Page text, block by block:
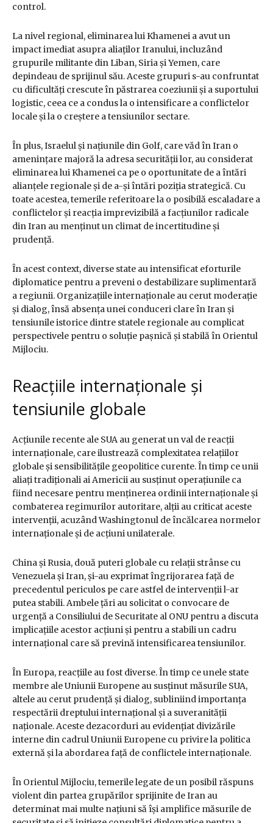
control.
La nivel regional, eliminarea lui Khamenei a avut un
impact imediat asupra aliaților Iranului, incluzând
grupurile militante din Liban, Siria și Yemen, care
depindeau de sprijinul său. Aceste grupuri s-au confruntat
cu dificultăți crescute în păstrarea coeziunii și a suportului
logistic, ceea ce a condus la o intensificare a conflictelor
locale și la o creștere a tensiunilor sectare.
În plus, Israelul și națiunile din Golf, care văd în Iran o
amenințare majoră la adresa securității lor, au considerat
eliminarea lui Khamenei ca pe o oportunitate de a întări
alianțele regionale și de a-și întări poziția strategică. Cu
toate acestea, temerile referitoare la o posibilă escaladare a
conflictelor și reacția imprevizibilă a facțiunilor radicale
din Iran au menținut un climat de incertitudine și
prudență.
În acest context, diverse state au intensificat eforturile
diplomatice pentru a preveni o destabilizare suplimentară
a regiunii. Organizațiile internaționale au cerut moderație
și dialog, însă absența unei conduceri clare în Iran și
tensiunile istorice dintre statele regionale au complicat
perspectivele pentru o soluție pașnică și stabilă în Orientul
Mijlociu.
Reacțiile internaționale și
tensiunile globale
Acțiunile recente ale SUA au generat un val de reacții
internaționale, care ilustrează complexitatea relațiilor
globale și sensibilitățile geopolitice curente. În timp ce unii
aliați tradiționali ai Americii au susținut operațiunile ca
fiind necesare pentru menținerea ordinii internaționale și
combaterea regimurilor autoritare, alții au criticat aceste
intervenții, acuzând Washingtonul de încălcarea normelor
internaționale și de acțiuni unilaterale.
China și Rusia, două puteri globale cu relații strânse cu
Venezuela și Iran, și-au exprimat îngrijorarea față de
precedentul periculos pe care astfel de intervenții l-ar
putea stabili. Ambele țări au solicitat o convocare de
urgență a Consiliului de Securitate al ONU pentru a discuta
implicațiile acestor acțiuni și pentru a stabili un cadru
internațional care să prevină intensificarea tensiunilor.
În Europa, reacțiile au fost diverse. În timp ce unele state
membre ale Uniunii Europene au susținut măsurile SUA,
altele au cerut prudență și dialog, subliniind importanța
respectării dreptului internațional și a suveranității
naționale. Aceste dezacorduri au evidențiat divizările
interne din cadrul Uniunii Europene cu privire la politica
externă și la abordarea față de conflictele internaționale.
În Orientul Mijlociu, temerile legate de un posibil răspuns
violent din partea grupărilor sprijinite de Iran au
determinat mai multe națiuni să își amplifice măsurile de